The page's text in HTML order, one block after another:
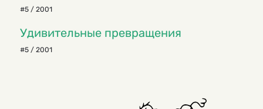
#5 / 2001
Удивительные превращения
#5 / 2001